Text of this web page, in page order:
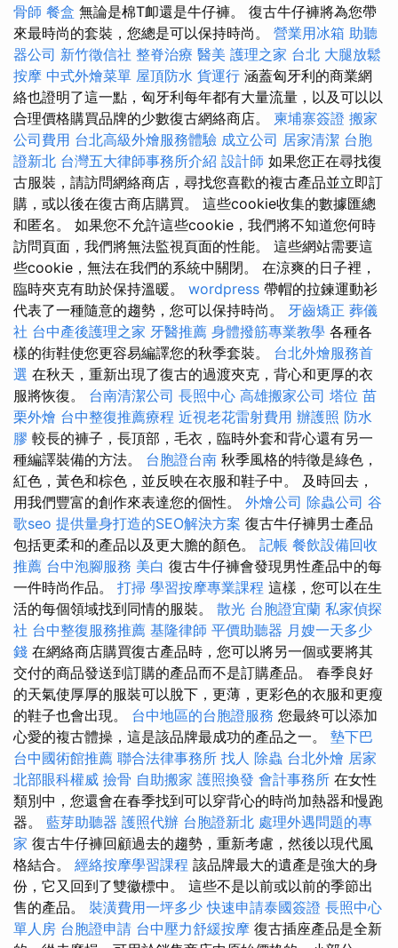
骨師 餐盒 無論是棉T卹還是牛仔褲。 復古牛仔褲將為您帶
來最時尚的套裝，您總是可以保持時尚。 營業用冰箱 助聽
器公司 新竹徵信社 整脊治療 醫美 護理之家 台北 大腿放鬆
按摩 中式外燴菜單 屋頂防水 貨運行 涵蓋匈牙利的商業網
絡也證明了這一點，匈牙利每年都有大量流量，以及可以以
合理價格購買品牌的少數復古網絡商店。 柬埔寨簽證 搬家
公司費用 台北高級外燴服務體驗 成立公司 居家清潔 台胞
證新北 台灣五大律師事務所介紹 設計師 如果您正在尋找復
古服裝，請訪問網絡商店，尋找您喜歡的複古產品並立即訂
購，或以後在復古商店購買。 這些cookie收集的數據匯總
和匿名。 如果您不允許這些cookie，我們將不知道您何時
訪問頁面，我們將無法監視頁面的性能。 這些網站需要這
些cookie，無法在我們的系統中關閉。 在涼爽的日子裡，
臨時夾克有助於保持溫暖。 wordpress 帶帽的拉鍊運動衫
代表了一種隨意的趨勢，您可以保持時尚。 牙齒矯正 葬儀
社 台中產後護理之家 牙醫推薦 身體撥筋專業教學 各種各
樣的街鞋使您更容易編譯您的秋季套裝。 台北外燴服務首
選 在秋天，重新出現了復古的過渡夾克，背心和更厚的衣
服將恢復。 台南清潔公司 長照中心 高雄搬家公司 塔位 苗
栗外燴 台中整復推薦療程 近視老花雷射費用 辦護照 防水
膠 較長的褲子，長頂部，毛衣，臨時外套和背心還有另一
種編譯裝備的方法。 台胞證台南 秋季風格的特徵是綠色，
紅色，黃色和棕色，並反映在衣服和鞋子中。 及時回去，
用我們豐富的創作來表達您的個性。 外燴公司 除蟲公司 谷
歌seo 提供量身打造的SEO解決方案 復古牛仔褲男士產品
包括更柔和的產品以及更大膽的顏色。 記帳 餐飲設備回收
推薦 台中泡腳服務 美白 復古牛仔褲會發現男性產品中的每
一件時尚作品。 打掃 學習按摩專業課程 這樣，您可以在生
活的每個領域找到同情的服裝。 散光 台胞證宜蘭 私家偵探
社 台中整復服務推薦 基隆律師 平價助聽器 月嫂一天多少
錢 在網絡商店購買復古產品時，您可以將另一個或要將其
交付的商品發送到訂購的產品而不是訂購產品。 春季良好
的天氣使厚厚的服裝可以脫下，更薄，更彩色的衣服和更瘦
的鞋子也會出現。 台中地區的台胞證服務 您最終可以添加
心愛的複古體操，這是該品牌最成功的產品之一。 墊下巴
台中國術館推薦 聯合法律事務所 找人 除蟲 台北外燴 居家
北部眼科權威 撿骨 自助搬家 護照換發 會計事務所 在女性
類別中，您還會在春季找到可以穿背心的時尚加熱器和慢跑
器。 藍芽助聽器 護照代辦 台胞證新北 處理外遇問題的專
家 復古牛仔褲回顧過去的趨勢，重新考慮，然後以現代風
格結合。 經絡按摩學習課程 該品牌最大的遺產是強大的身
份，它又回到了雙徽標中。 這些不是以前或以前的季節出
售的產品。 裝潢費用一坪多少 快速申請泰國簽證 長照中心
單人房 台胞證申請 台中壓力舒緩按摩 復古插座產品是全新